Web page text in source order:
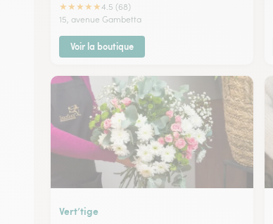
★★★★★4.5 (68)
15, avenue Gambetta
Voir la boutique
Vert’tige